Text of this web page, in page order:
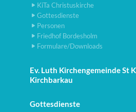
KiTa Christuskirche
Gottesdienste
Personen
Friedhof Bordesholm
Formulare/Downloads
Ev. Luth Kirchengemeinde St
Kirchbarkau
Gottesdienste